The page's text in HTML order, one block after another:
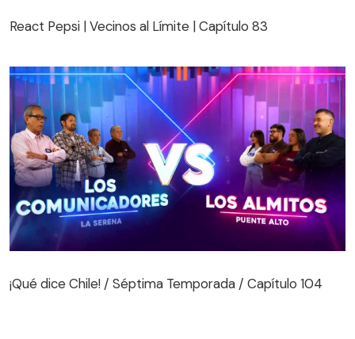
React Pepsi | Vecinos al Límite | Capítulo 83
¡Qué dice Chile! / Séptima Temporada / Capítulo 104